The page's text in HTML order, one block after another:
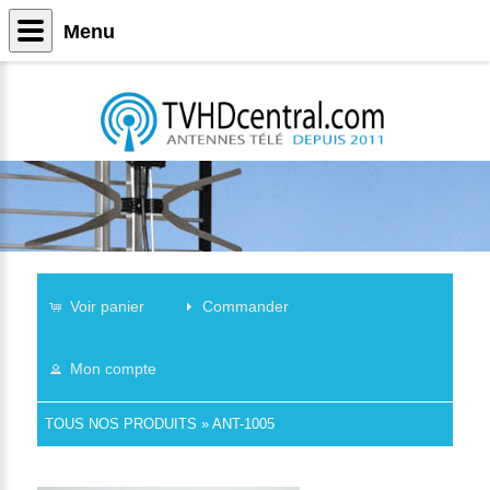
Voir panier Commander
Mon compte
TOUS NOS PRODUITS » ANT-1005
Menu